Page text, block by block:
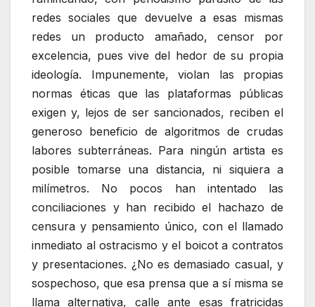
redes sociales que devuelve a esas mismas
redes un producto amañado, censor por
excelencia, pues vive del hedor de su propia
ideología. Impunemente, violan las propias
normas éticas que las plataformas públicas
exigen y, lejos de ser sancionados, reciben el
generoso beneficio de algoritmos de crudas
labores subterráneas. Para ningún artista es
posible tomarse una distancia, ni siquiera a
milímetros. No pocos han intentado las
conciliaciones y han recibido el hachazo de
censura y pensamiento único, con el llamado
inmediato al ostracismo y el boicot a contratos
y presentaciones. ¿No es demasiado casual, y
sospechoso, que esa prensa que a sí misma se
llama alternativa, calle ante esas fratricidas